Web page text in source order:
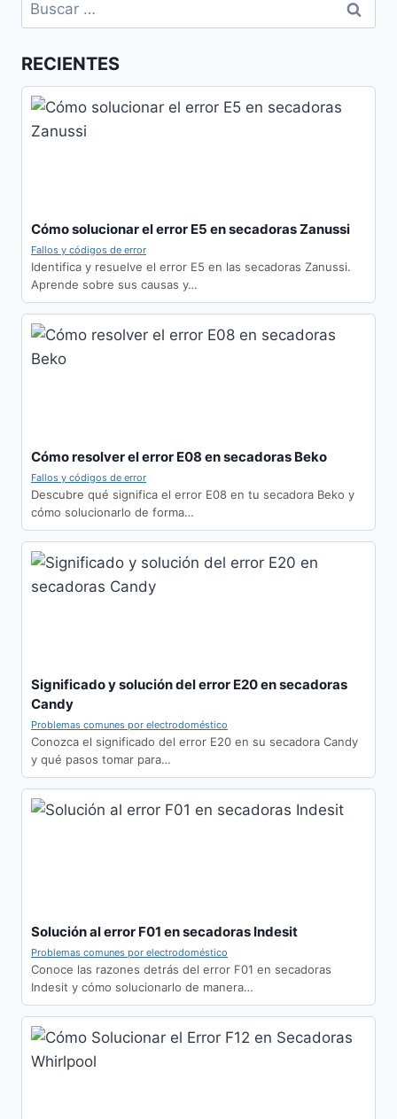
RECIENTES
Cómo solucionar el error E5 en secadoras Zanussi
Fallos y códigos de error
Identifica y resuelve el error E5 en las secadoras Zanussi.
Aprende sobre sus causas y…
Cómo resolver el error E08 en secadoras Beko
Fallos y códigos de error
Descubre qué significa el error E08 en tu secadora Beko y
cómo solucionarlo de forma…
Significado y solución del error E20 en secadoras
Candy
Problemas comunes por electrodoméstico
Conozca el significado del error E20 en su secadora Candy
y qué pasos tomar para…
Solución al error F01 en secadoras Indesit
Problemas comunes por electrodoméstico
Conoce las razones detrás del error F01 en secadoras
Indesit y cómo solucionarlo de manera…